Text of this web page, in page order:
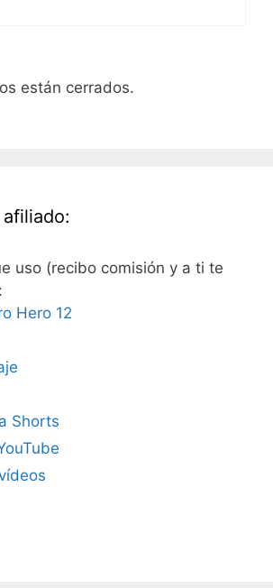
están cerrados.
uso (recibo comisión y a ti te
Hero 12
Shorts